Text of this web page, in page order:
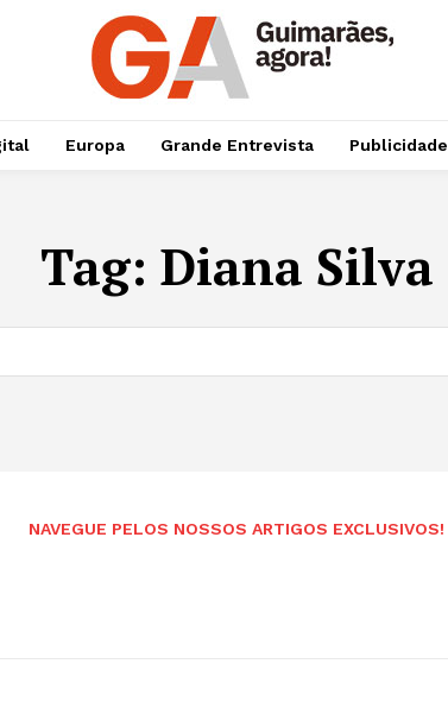
Europa Grande Entrevista Publicidade
Tag: Diana Silva
NAVEGUE PELOS NOSSOS ARTIGOS EXCLUSIVOS!